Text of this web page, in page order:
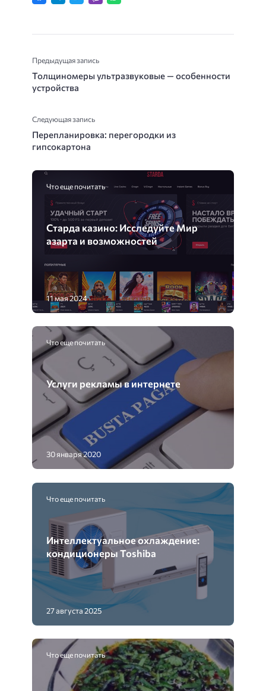
Предыдущая запись
Толщиномеры ультразвуковые — особенности
устройства
Следующая запись
Перепланировка: перегородки из
гипсокартона
Что еще почитать
Старда казино: Исследуйте Мир
азарта и возможностей
11 мая 2024
Что еще почитать
Услуги рекламы в интернете
30 января 2020
Что еще почитать
Интеллектуальное охлаждение:
кондиционеры Toshiba
27 августа 2025
Что еще почитать